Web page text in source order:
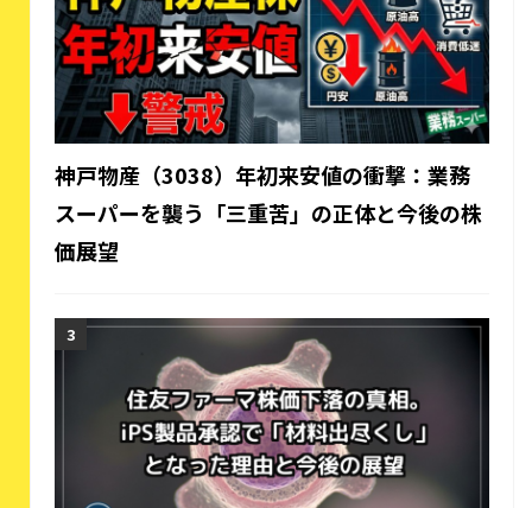
神戸物産（3038）年初来安値の衝撃：業務
スーパーを襲う「三重苦」の正体と今後の株
価展望